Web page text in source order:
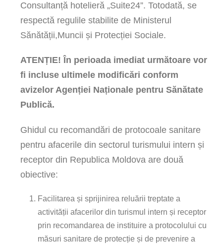
Consultanță hotelieră „Suite24”. Totodată, se
respectă regulile stabilite de Ministerul
Sănătății,Muncii și Protecției Sociale.
ATENȚIE! În perioada imediat următoare vor
fi incluse ultimele modificări conform
avizelor Agenției Naționale pentru Sănătate
Publică.
Ghidul cu recomandări de protocoale sanitare
pentru afacerile din sectorul turismului intern și
receptor din Republica Moldova are două
obiective:
Facilitarea și sprijinirea reluării treptate a
activității afacerilor din turismul intern și receptor
prin recomandarea de instituire a protocolului cu
măsuri sanitare de protecție și de prevenire a